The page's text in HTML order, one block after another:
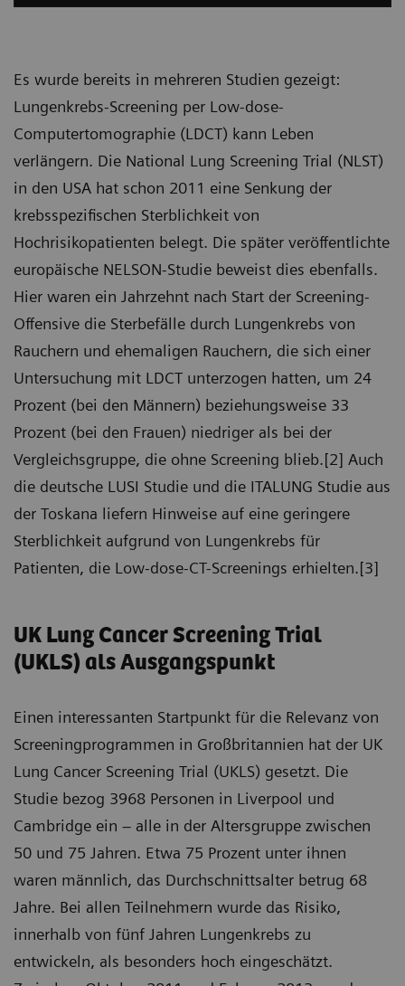
Es wurde bereits in mehreren Studien gezeigt:
Lungenkrebs-Screening per Low-dose-
Computertomographie (LDCT) kann Leben
verlängern. Die National Lung Screening Trial (NLST)
in den USA hat schon 2011 eine Senkung der
krebsspezifischen Sterblichkeit von
Hochrisikopatienten belegt. Die später veröffentlichte
europäische NELSON-Studie beweist dies ebenfalls.
Hier waren ein Jahrzehnt nach Start der Screening-
Offensive die Sterbefälle durch Lungenkrebs von
Rauchern und ehemaligen Rauchern, die sich einer
Untersuchung mit LDCT unterzogen hatten, um 24
Prozent (bei den Männern) beziehungsweise 33
Prozent (bei den Frauen) niedriger als bei der
Vergleichsgruppe, die ohne Screening blieb.[2] Auch
die deutsche LUSI Studie und die ITALUNG Studie aus
der Toskana liefern Hinweise auf eine geringere
Sterblichkeit aufgrund von Lungenkrebs für
Patienten, die Low-dose-CT-Screenings erhielten.[3]
UK Lung Cancer Screening Trial
(UKLS) als Ausgangspunkt
Einen interessanten Startpunkt für die Relevanz von
Screeningprogrammen in Großbritannien hat der UK
Lung Cancer Screening Trial (UKLS) gesetzt. Die
Studie bezog 3968 Personen in Liverpool und
Cambridge ein – alle in der Altersgruppe zwischen
50 und 75 Jahren. Etwa 75 Prozent unter ihnen
waren männlich, das Durchschnittsalter betrug 68
Jahre. Bei allen Teilnehmern wurde das Risiko,
innerhalb von fünf Jahren Lungenkrebs zu
entwickeln, als besonders hoch eingeschätzt.